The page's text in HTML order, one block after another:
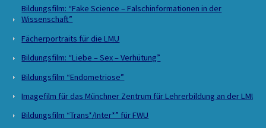
Bildungsfilm: “Fake Science – Falschinformationen in der
Wissenschaft”
Fächerportraits für die LMU
Bildungsfilm: “Liebe – Sex – Verhütung”
Bildungsfilm “Endometriose”
Imagefilm für das Münchner Zentrum für Lehrerbildung an der LMU
Bildungsfilm “Trans*/Inter*” für FWU